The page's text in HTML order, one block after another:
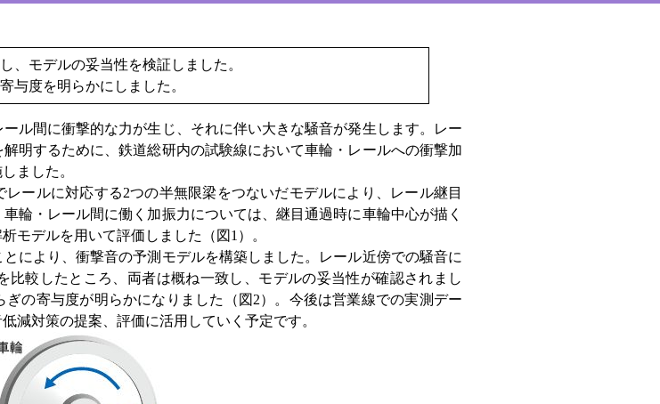
、モデルの妥当性を検証しました。
与度を明らかにしました。
ル間に衝撃的な力が生じ、それに伴い大きな騒音が発生します。レー
明するために、鉄道総研内の試験線において車輪・レールへの衝撃加
ました。
ールに対応する2つの半無限梁をつないだモデルにより、レール継目
輪・レール間に働く加振力については、継目通過時に車輪中心が描く
モデルを用いて評価しました（図1）。
により、衝撃音の予測モデルを構築しました。レール近傍での騒音に
較したところ、両者は概ね一致し、モデルの妥当性が確認されまし
の寄与度が明らかになりました（図2）。今後は営業線での実測デー
減対策の提案、評価に活用していく予定です。